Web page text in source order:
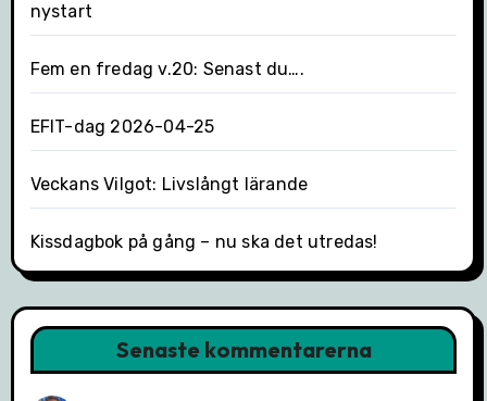
nystart
Fem en fredag v.20: Senast du….
EFIT-dag 2026-04-25
Veckans Vilgot: Livslångt lärande
Kissdagbok på gång – nu ska det utredas!
Senaste kommentarerna